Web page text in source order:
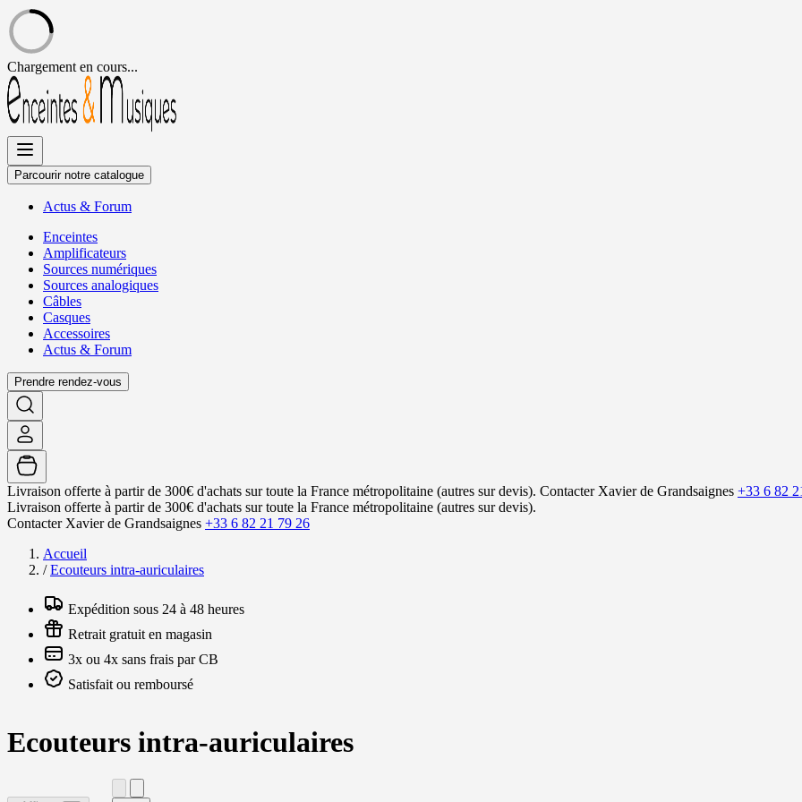
Chargement en cours...
Allez
au
contenu
Parcourir notre catalogue
Actus & Forum
Enceintes
Amplificateurs
Sources numériques
Sources analogiques
Câbles
Casques
Accessoires
Actus & Forum
Prendre rendez-vous
Livraison offerte à partir de 300€ d'achats sur toute la France métropolitaine (autres sur devis). Contacter Xavier de Grandsaignes +33 6 82
Livraison offerte à partir de 300€ d'achats sur toute la France métropolitaine (autres sur devis).
Contacter Xavier de Grandsaignes +33 6 82 21 79 26
Accueil
/ Ecouteurs intra-auriculaires
Expédition sous 24 à 48 heures
Retrait gratuit en magasin
3x ou 4x sans frais par CB
Satisfait ou remboursé
Ecouteurs intra-auriculaires